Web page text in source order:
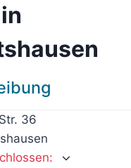
36
: